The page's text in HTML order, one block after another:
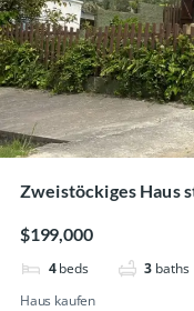
Zweistöckiges Haus
$199,000
4 beds 3 baths
Haus kaufen